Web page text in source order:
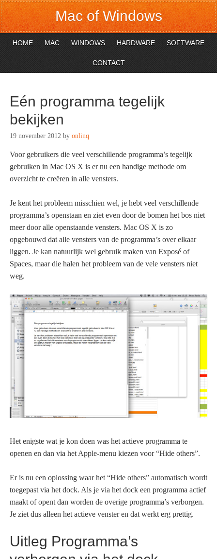
Mac of Windows
HOME MAC WINDOWS HARDWARE SOFTWARE
CONTACT
Eén programma tegelijk
bekijken
19 november 2012 by onlinq
Voor gebruikers die veel verschillende programma’s tegelijk
gebruiken in Mac OS X is er nu een handige methode om
overzicht te creëren in alle vensters.
Je kent het probleem misschien wel, je hebt veel verschillende
programma’s openstaan en ziet even door de bomen het bos niet
meer door alle openstaande vensters. Mac OS X is zo
opgebouwd dat alle vensters van de programma’s over elkaar
liggen. Je kan natuurlijk wel gebruik maken van Exposé of
Spaces, maar die halen het probleem van de vele vensters niet
weg.
Het enigste wat je kon doen was het actieve programma te
openen en dan via het Apple-menu kiezen voor “Hide others”.
Er is nu een oplossing waar het “Hide others” automatisch wordt
toegepast via het dock. Als je via het dock een programma actief
maakt of opent dan worden de overige programma’s verborgen.
Je ziet dus alleen het actieve venster en dat werkt erg prettig.
Uitleg Programma’s